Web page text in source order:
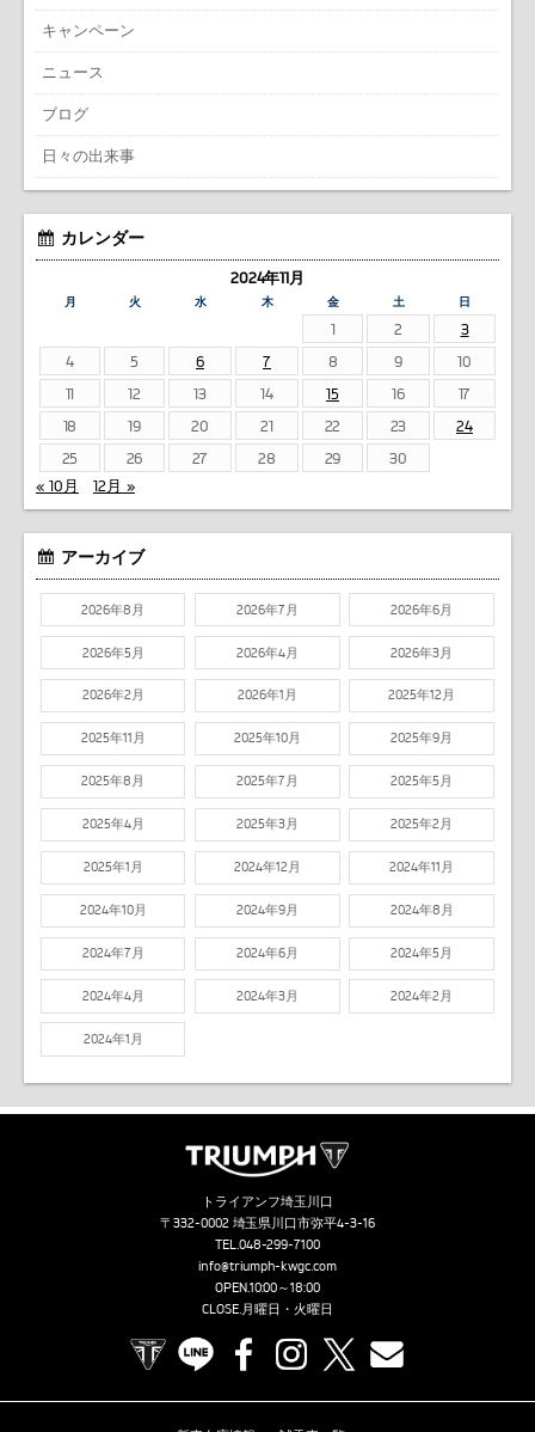
キャンペーン
ニュース
ブログ
日々の出来事
カレンダー
2024年11月
月 火 水 木 金 土 日
1 2
3
4
5 6 7 8 9
10
11
12 13 14 15 16
17
18
19 20 21 22 23
24
25
26 27 28 29
30
« 10月
12月 »
アーカイブ
2026年8月 2026年7月 2026年6月
2026年5月 2026年4月 2026年3月
2026年2月 2026年1月 2025年12月
2025年11月 2025年10月 2025年9月
2025年8月 2025年7月 2025年5月
2025年4月 2025年3月 2025年2月
2025年1月 2024年12月 2024年11月
2024年10月 2024年9月 2024年8月
2024年7月 2024年6月 2024年5月
2024年4月 2024年3月 2024年2月
2024年1月
トライアンフ埼玉川口
〒332-0002 埼玉県川口市弥平4-3-16
TEL.048-299-7100
info@triumph-kwgc.com
OPEN.10:00～18:00
CLOSE.月曜日・火曜日
TRIUMPH OFFICIAL SITE
LINE FacebookInstagram